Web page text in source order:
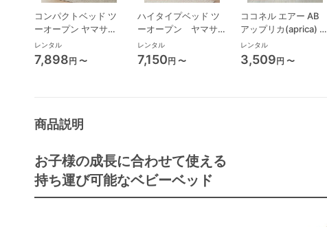
コンパクトベッド ツ
ーオープン ヤマサキ
(Yamasaki) ミニサイ
ズ/コンパクトベビー
ベッド
レンタル
7,898円 〜
ハイタイプベッド ツ
ーオープン ヤマサキ
(Yamasaki) レギュラ
ーサイズベビーベッド
レンタル
7,150円 〜
ココネル エアー AB
アップリカ(aprica) ミ
ニサイズ/コンパクト
ベビーベッド
レンタル
3,509円 〜
商品説明
お子様の成長に合わせて使える
持ち運び可能なベビーベッド